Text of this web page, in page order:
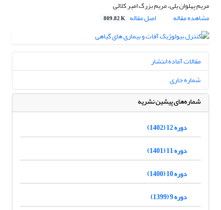
مریم پهلوان یلی، مریم بزرگ امیر کلائی
مشاهده مقاله
اصل مقاله 809.82 K
مقالات آماده انتشار
شماره جاری
شماره‌های پیشین نشریه
دوره 12 (1402)
دوره 11 (1401)
دوره 10 (1400)
دوره 9 (1399)